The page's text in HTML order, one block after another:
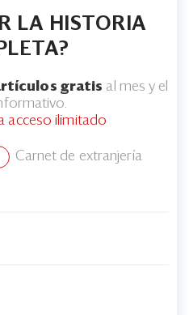
LA HISTORIA
gratis al mes y el
acceso ilimitado
Carnet de extranjería